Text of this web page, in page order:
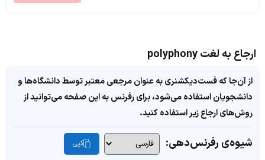
ارجاع به لغت polyphony
از آن‌جا که فست‌دیکشنری به عنوان مرجعی معتبر توسط دانشگاه‌ها و
دانشجویان استفاده می‌شود، برای رفرنس به این صفحه می‌توانید از
روش‌های ارجاع زیر استفاده کنید.
شیوه‌ی رفرنس‌دهی: کپی